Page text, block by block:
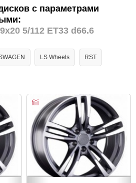
с параметрами
5/112 ET33 d66.6
LS Wheels RST